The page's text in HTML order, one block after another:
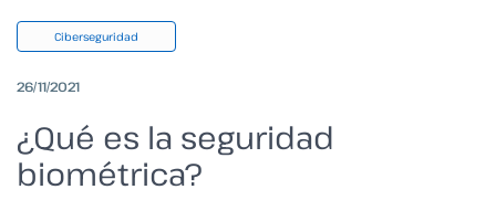
Ciberseguridad
26/11/2021
¿Qué es la seguridad
biométrica?